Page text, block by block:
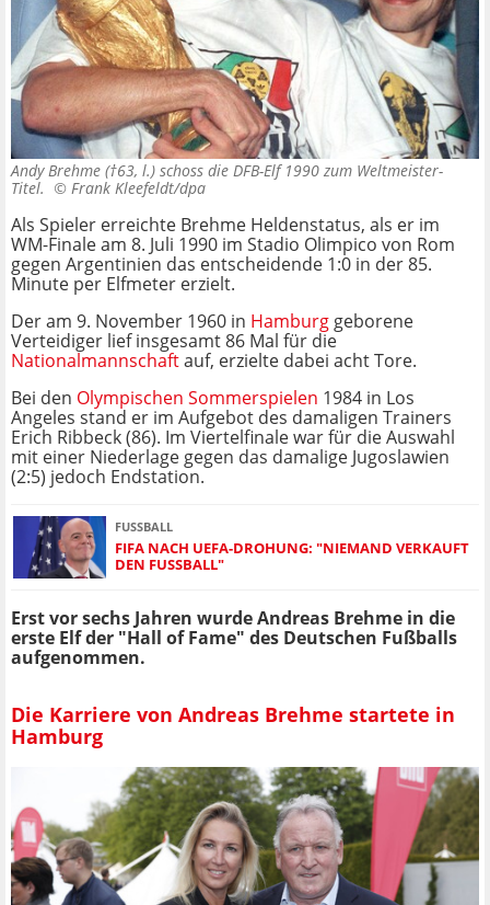
Andy Brehme (†63, l.) schoss die DFB-Elf 1990 zum Weltmeister-
Titel. © Frank Kleefeldt/dpa
Als Spieler erreichte Brehme Heldenstatus, als er im
WM-Finale am 8. Juli 1990 im Stadio Olimpico von Rom
gegen Argentinien das entscheidende 1:0 in der 85.
Minute per Elfmeter erzielt.
Der am 9. November 1960 in Hamburg geborene
Verteidiger lief insgesamt 86 Mal für die
Nationalmannschaftauf, erzielte dabei acht Tore.
Bei den Olympischen Sommerspielen 1984 in Los
Angeles stand er im Aufgebot des damaligen Trainers
Erich Ribbeck (86). Im Viertelfinale war für die Auswahl
mit einer Niederlage gegen das damalige Jugoslawien
(2:5) jedoch Endstation.
FUSSBALL
FIFA NACH UEFA-DROHUNG: "NIEMAND VERKAUFT
DEN FUSSBALL"
Erst vor sechs Jahren wurde Andreas Brehme in die
erste Elf der "Hall of Fame" des Deutschen Fußballs
aufgenommen.
Die Karriere von Andreas Brehme startete in
Hamburg